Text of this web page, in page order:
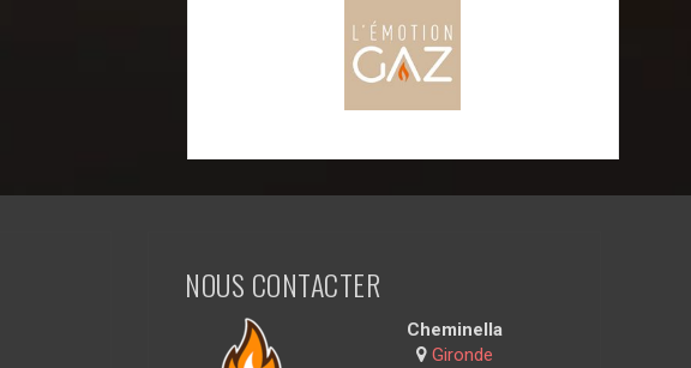
NOUS CONTACTER
Cheminella
Gironde